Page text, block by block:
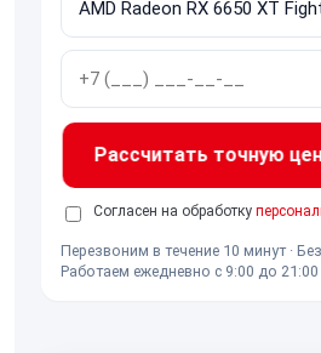
Рассчитать точную
Согласен на обработку
Перезвоним в течение 10 минут ·
Работаем ежедневно с 9:00 до 21:00